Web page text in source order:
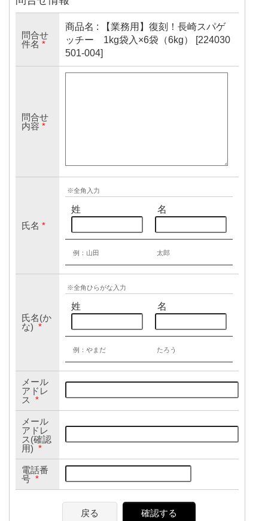
問合せ
件名 *
商品名 : 【業務用】復刻！長崎スパゲ
ッチー 1kg袋入×6袋（6kg） [224030
501-004]
問合せ
内容 *
氏名 *
※全角入力
姓 名
例：山田 太郎
氏名(か
な) *
※全角ひらがな入力
姓 名
例：やまだ たろう
メール
アドレ
ス *
メール
アドレ
ス(確認
用) *
電話番
号 *
戻る 確認する